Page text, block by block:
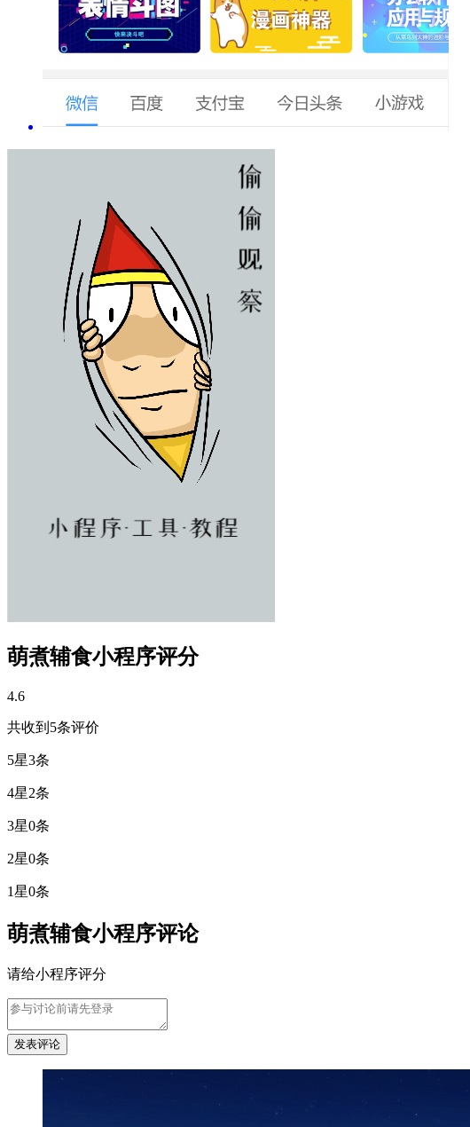
萌煮辅食小程序评分
4.6
共收到 5条评价
5星3条
4星2条
3星0条
2星0条
1星0条
萌煮辅食小程序评论
请给小程序评分
发表评论